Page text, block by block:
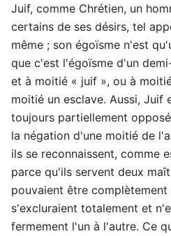
Juif, comme Chrétien, un
certains de ses désirs, tel
même ; son égoïsme n'est
que c'est l'égoïsme d'un
et à moitié « juif », ou à
moitié un esclave. Aussi, Juif
toujours partiellement
la négation d'une moitié de
ils se reconnaissent, comme
parce qu'ils servent deux
pouvaient être
s'excluraient totalement et
fermement l'un à l'autre. Ce